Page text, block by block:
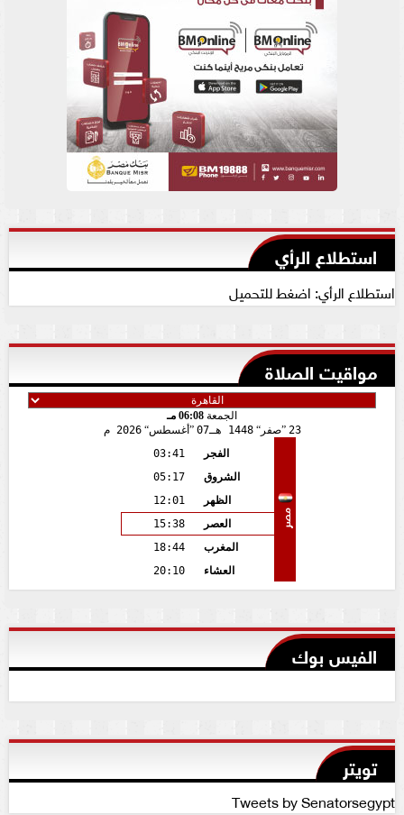
استطلاع الرأي
استطلاع الرأي: اضغط للتحميل
مواقيت الصلاة
الجمعة 06:08 مـ
23
صفر 1448 هـ 07 أغسطس 2026 م
مصر
الفجر
03:41
الشروق
05:17
الظهر
12:01
العصر
15:38
المغرب
18:44
العشاء
20:10
الفيس بوك
تويتر
Tweets by Senatorsegypt